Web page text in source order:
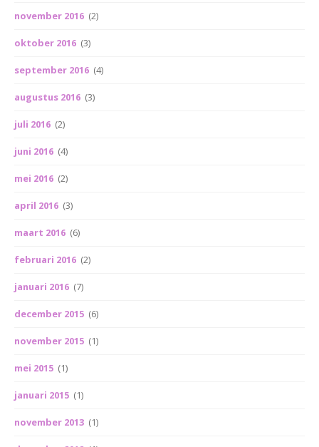
november 2016 (2)
oktober 2016 (3)
september 2016 (4)
augustus 2016 (3)
juli 2016 (2)
juni 2016 (4)
mei 2016 (2)
april 2016 (3)
maart 2016 (6)
februari 2016 (2)
januari 2016 (7)
december 2015 (6)
november 2015 (1)
mei 2015 (1)
januari 2015 (1)
november 2013 (1)